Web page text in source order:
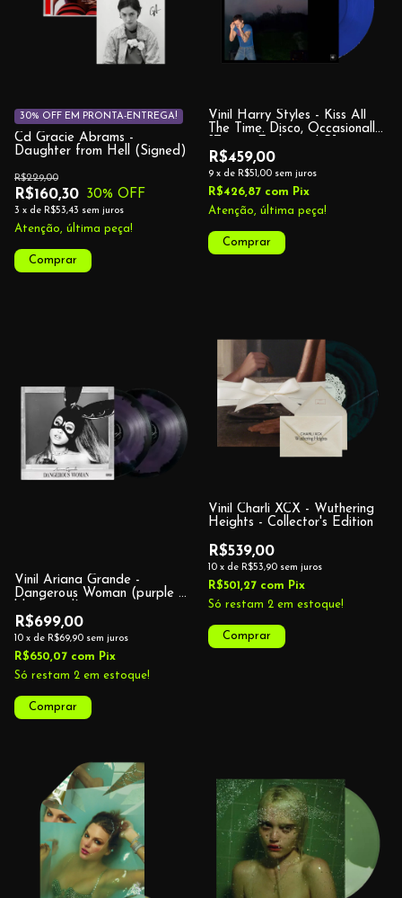
Cd Gracie Abrams -
Daughter from Hell (Signed)
R$160,30
R$229,00
30% OFF
3 x de R$53,43 sem juros
30% OFF EM PRONTA-ENTREGA!
Atenção, última peça!
Vinil Harry Styles - Kiss All
The Time. Disco, Occasionally.
R$459,00
9 x de R$51,00 sem juros
R$426,87 com Pix
Atenção, última peça!
Vinil Ariana Grande -
Dangerous Woman (purple &
R$699,00
10 x de R$69,90 sem juros
R$650,07 com Pix
Só restam 2 em estoque!
Vinil Charli XCX - Wuthering
Heights - Collector's Edition
R$539,00
10 x de R$53,90 sem juros
R$501,27 com Pix
Só restam 2 em estoque!